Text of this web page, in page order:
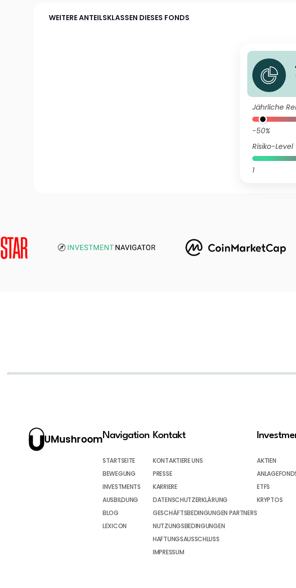
WEITERE ANTEILSKLASSEN DIESES FONDS
Jährliche
-50%
Risiko-Level
1
UMushroomNavigation
STARTSEITE
BEWEGUNG
INVESTMENTS
AUSBILDUNG
BLOG
LEXICON
Kontakt
KONTAKTIERE UNS
PRESSE
KARRIERE
DATENSCHUTZERKLÄRUNG
GESCHÄFTSBEDINGUNGEN PARTNERS
NUTZUNGSBEDINGUNGEN
HAFTUNGSAUSSCHLUSS
IMPRESSUM
AKTIEN
ETFS
KRYPTOS